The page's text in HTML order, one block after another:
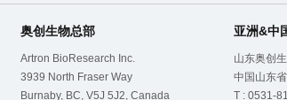
奥创生物总部
Artron BioResearch Inc.
3939 North Fraser Way
Burnaby, BC, V5J 5J2, Canada
亚洲&中
山东奥创
中国山东
T : 0531-